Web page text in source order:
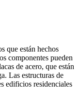
que están hechos
componentes pueden
de acero, que están
Las estructuras de
edificios residenciales